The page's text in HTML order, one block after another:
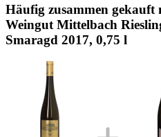
Häufig zusammen gekauft
Weingut Mittelbach
Smaragd 2017, 0,75 l